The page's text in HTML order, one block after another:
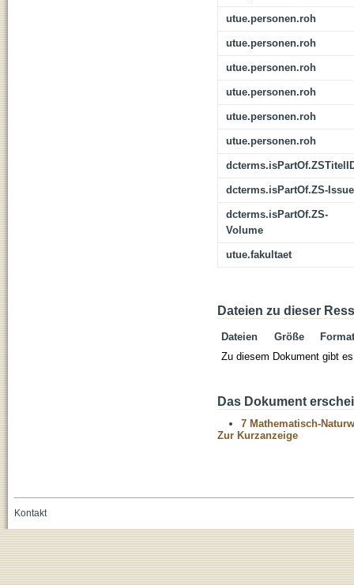
utue.personen.roh
utue.personen.roh
utue.personen.roh
utue.personen.roh
utue.personen.roh
utue.personen.roh
dcterms.isPartOf.ZS-Issue
dcterms.isPartOf.ZS-
Volume
utue.fakultaet
Dateien zu dieser
Dateien Größe
Format
Zu diesem Dokument gibt
Das Dokument
7 Mathematisch-
Zur Kurzanzeige
Kontakt